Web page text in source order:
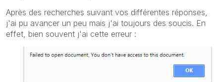
Après des recherches suivant vos différentes réponses,
j'ai pu avancer un peu mais j'ai toujours des soucis. En
effet, bien souvent j'ai cette erreur :